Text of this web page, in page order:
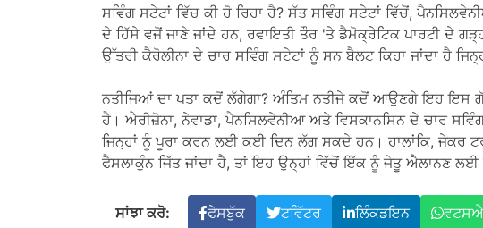
ਸਵਿੰਗ ਸਟੇਟਾਂ ਵਿੱਚ ਕੀ ਹੋ ਰਿਹਾ ਹੈ? ਸੱਤ ਸਵਿੰਗ ਸਟੇਟਾਂ ਵਿੱਚੋਂ,
ਦੇ ਹਿੱਸੇ ਵਜੋਂ ਜਾਣੇ ਜਾਂਦੇ ਹਨ, ਰਵਾਇਤੀ ਤੌਰ 'ਤੇ ਡੈਮੋਕ੍ਰੇਟਿਕ ਪਾਰਟੀ ਦੇ
ਉੱਤਰੀ ਕੈਰੋਲੀਨਾ ਦੇ ਚਾਰ ਸਵਿੰਗ ਸਟੇਟਾਂ ਨੂੰ ਸਨ ਬੈਲਟ ਕਿਹਾ ਜਾਂਦਾ ਹੈ
ਨਤੀਜਿਆਂ ਦਾ ਪਤਾ ਕਦੋਂ ਲੱਗੇਗਾ? ਅੰਤਿਮ ਨਤੀਜੇ ਕਦੋਂ ਆਉਣਗੇ ਇਹ ਇਸ
ਹੈ। ਐਰੀਜ਼ੋਨਾ, ਨੇਵਾਡਾ, ਪੈਨਸਿਲਵੇਨੀਆ ਅਤੇ ਵਿਸਕਾਨਸਿਨ ਦੇ ਚਾਰ
ਜਿਨ੍ਹਾਂ ਨੂੰ ਪੂਰਾ ਕਰਨ ਲਈ ਕਈ ਦਿਨ ਲੱਗ ਸਕਦੇ ਹਨ। ਹਾਲਾਂਕਿ, ਜੇਕਰ
ਫੈਸਲਾਕੁੰਨ ਜਿੱਤ ਜਾਂਦਾ ਹੈ, ਤਾਂ ਇਹ ਉਨ੍ਹਾਂ ਵਿੱਚੋਂ ਇੱਕ ਨੂੰ ਜੇਤੂ ਐਲਾਨਣ ਲਈ
ਸਾਂਝਾ ਕਰੋ: ਫੇਸਬੁੱਕ ਟਵਿੱਟਰ ਲਿੰਕਡਇਨ